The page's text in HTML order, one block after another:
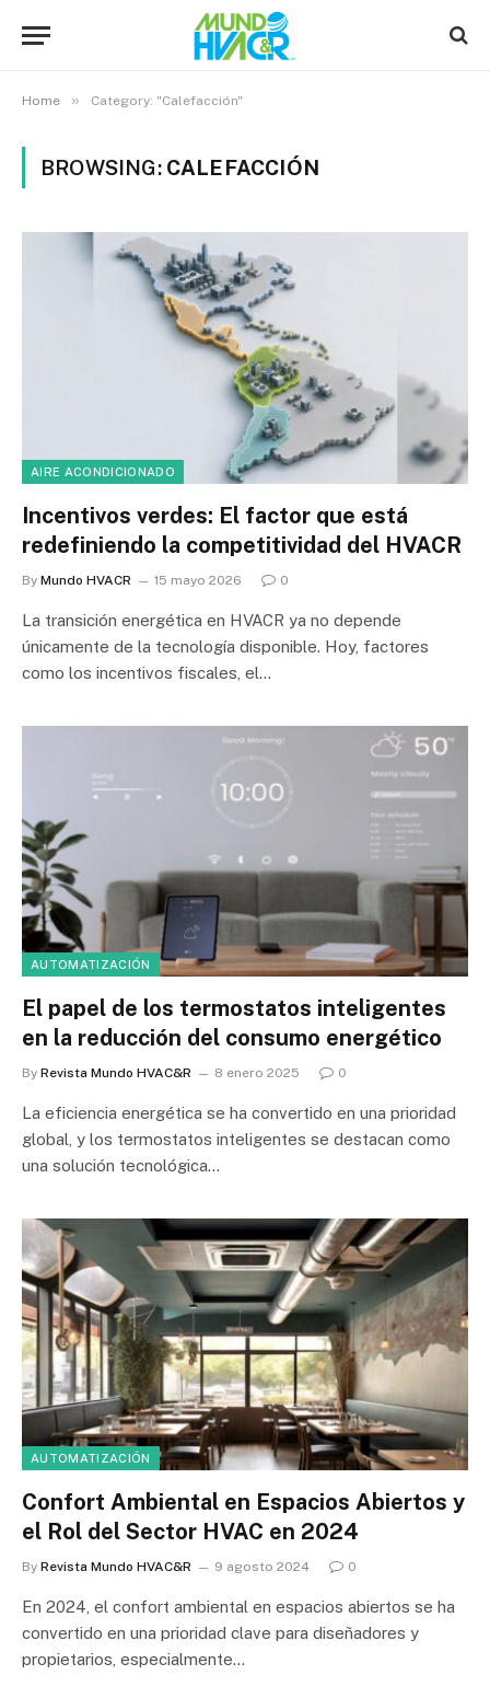
Home » Category: "Calefacción"
BROWSING: CALEFACCIÓN
AIRE ACONDICIONADO
Incentivos verdes: El factor que está
redefiniendo la competitividad del HVACR
By Mundo HVACR 15 mayo 2026 0
La transición energética en HVACR ya no depende
únicamente de la tecnología disponible. Hoy, factores
como los incentivos fiscales, el…
AUTOMATIZACIÓN
El papel de los termostatos inteligentes
en la reducción del consumo energético
By Revista Mundo HVAC&R 8 enero 2025 0
La eficiencia energética se ha convertido en una prioridad
global, y los termostatos inteligentes se destacan como
una solución tecnológica…
AUTOMATIZACIÓN
Confort Ambiental en Espacios Abiertos y
el Rol del Sector HVAC en 2024
By Revista Mundo HVAC&R 9 agosto 2024 0
En 2024, el confort ambiental en espacios abiertos se ha
convertido en una prioridad clave para diseñadores y
propietarios, especialmente…